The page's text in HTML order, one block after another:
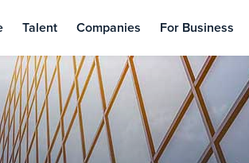
Talent Companies For Business